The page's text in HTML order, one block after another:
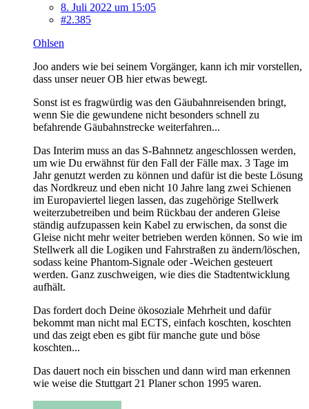
8. Juli 2022 um 15:05
#2.385
Ohlsen
Joo anders wie bei seinem Vorgänger, kann ich mir vorstellen,
dass unser neuer OB hier etwas bewegt.
Sonst ist es fragwürdig was den Gäubahnreisenden bringt,
wenn Sie die gewundene nicht besonders schnell zu
befahrende Gäubahnstrecke weiterfahren...
Das Interim muss an das S-Bahnnetz angeschlossen werden,
um wie Du erwähnst für den Fall der Fälle max. 3 Tage im
Jahr genutzt werden zu können und dafür ist die beste Lösung
das Nordkreuz und eben nicht 10 Jahre lang zwei Schienen
im Europaviertel liegen lassen, das zugehörige Stellwerk
weiterzubetreiben und beim Rückbau der anderen Gleise
ständig aufzupassen kein Kabel zu erwischen, da sonst die
Gleise nicht mehr weiter betrieben werden können. So wie im
Stellwerk all die Logiken und Fahrstraßen zu ändern/löschen,
sodass keine Phantom-Signale oder -Weichen gesteuert
werden. Ganz zuschweigen, wie dies die Stadtentwicklung
aufhält.
Das fordert doch Deine ökosoziale Mehrheit und dafür
bekommt man nicht mal ECTS, einfach koschten, koschten
und das zeigt eben es gibt für manche gute und böse
koschten...
Das dauert noch ein bisschen und dann wird man erkennen
wie weise die Stuttgart 21 Planer schon 1995 waren.